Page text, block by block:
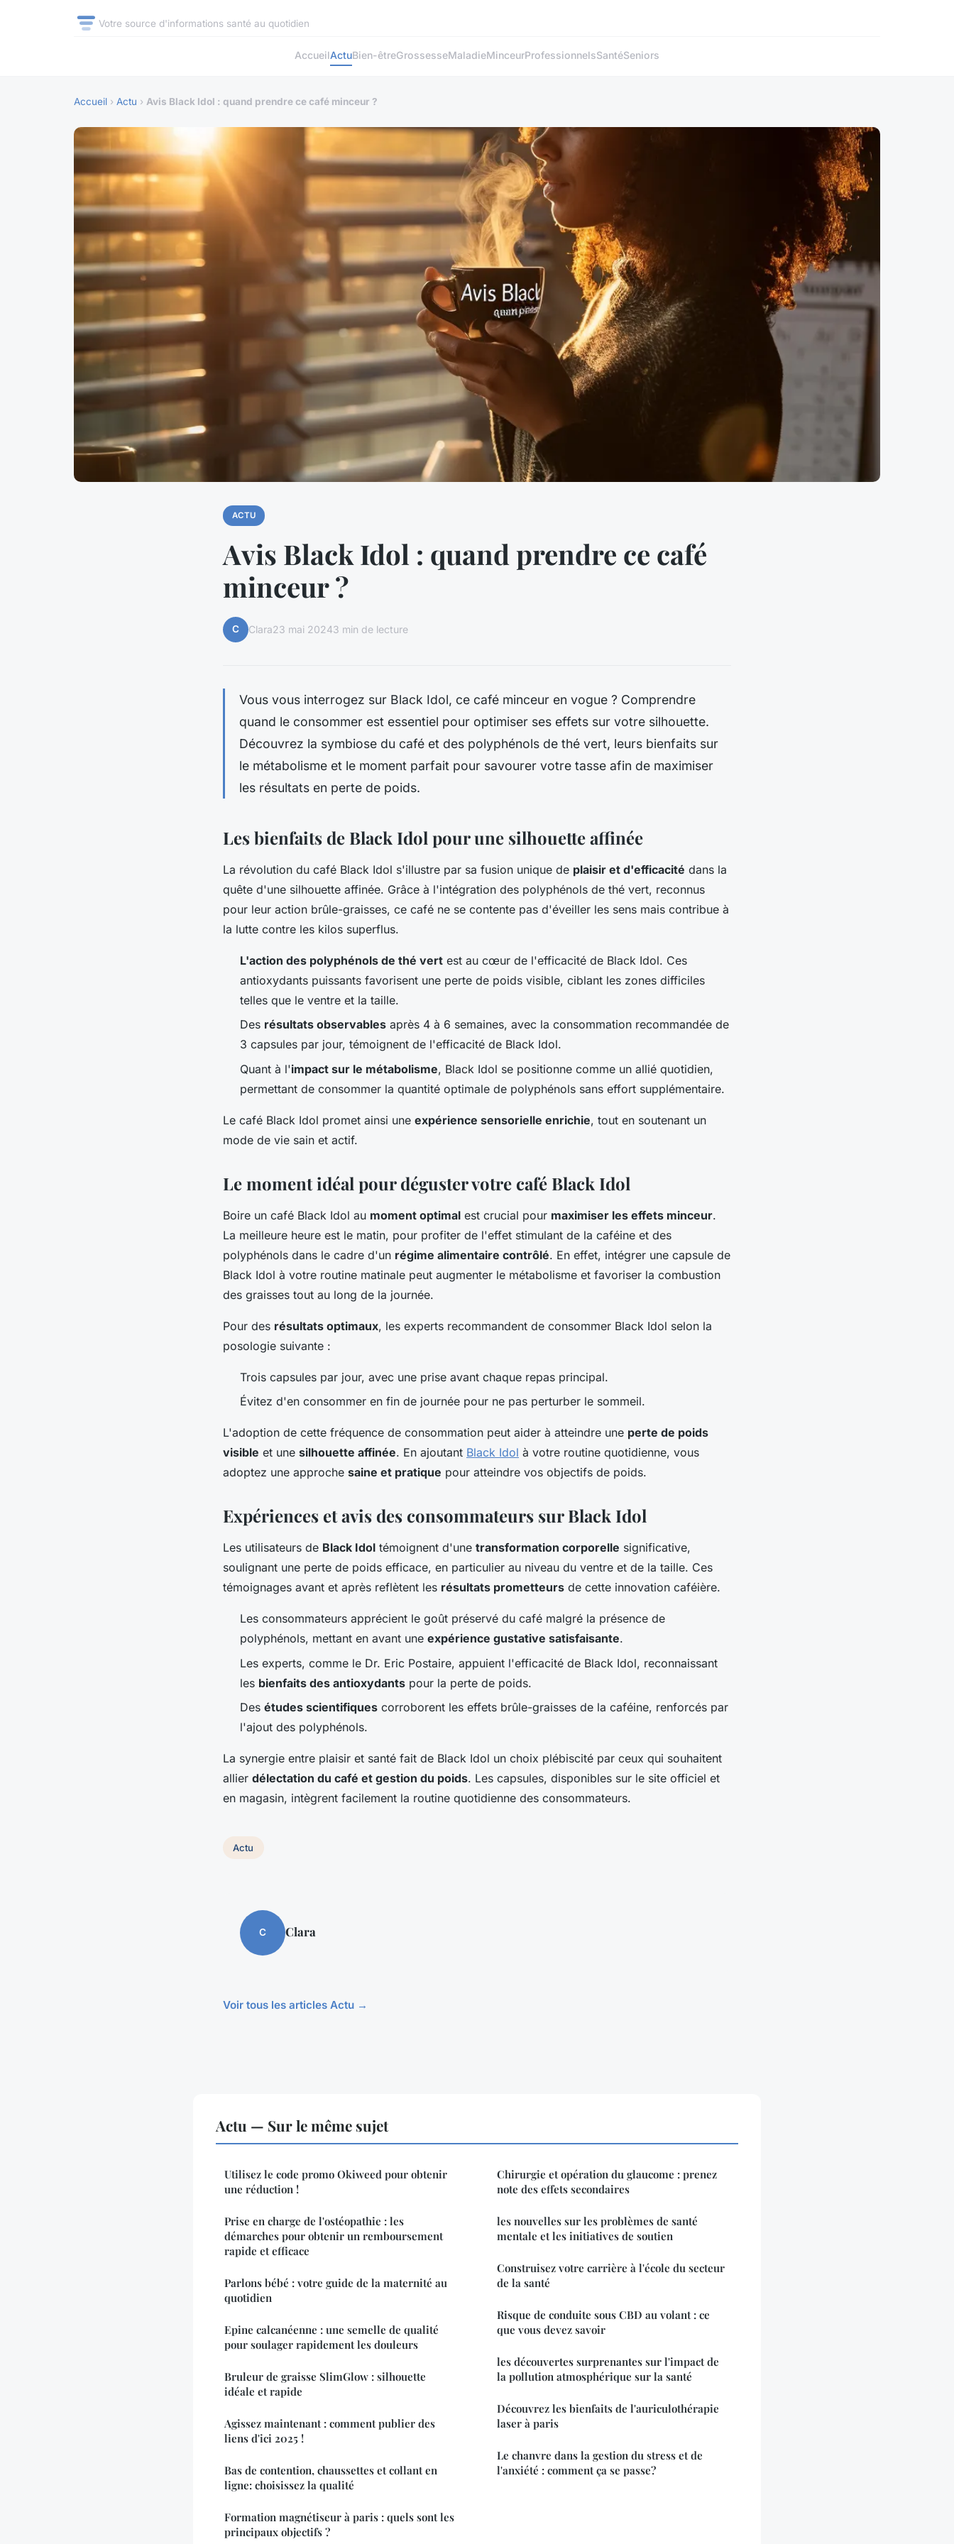
Votre source d'informations santé au quotidien
AccueilActuBien-êtreGrossesseMaladieMinceurProfessionnelsSantéSeniors
Accueil › Actu › Avis Black Idol : quand prendre ce café minceur ?
ACTU
Avis Black Idol : quand prendre ce café
minceur ?
C Clara23 mai 20243 min de lecture
Vous vous interrogez sur Black Idol, ce café minceur en vogue ? Comprendre
quand le consommer est essentiel pour optimiser ses effets sur votre silhouette.
Découvrez la symbiose du café et des polyphénols de thé vert, leurs bienfaits sur
le métabolisme et le moment parfait pour savourer votre tasse afin de maximiser
les résultats en perte de poids.
Les bienfaits de Black Idol pour une silhouette affinée
La révolution du café Black Idol s'illustre par sa fusion unique de plaisir et d'efficacité dans la
quête d'une silhouette affinée. Grâce à l'intégration des polyphénols de thé vert, reconnus
pour leur action brûle-graisses, ce café ne se contente pas d'éveiller les sens mais contribue à
la lutte contre les kilos superflus.
L'action des polyphénols de thé vert est au cœur de l'efficacité de Black Idol. Ces
antioxydants puissants favorisent une perte de poids visible, ciblant les zones difficiles
telles que le ventre et la taille.
Des résultats observables après 4 à 6 semaines, avec la consommation recommandée de
3 capsules par jour, témoignent de l'efficacité de Black Idol.
Quant à l'impact sur le métabolisme, Black Idol se positionne comme un allié quotidien,
permettant de consommer la quantité optimale de polyphénols sans effort supplémentaire.
Le café Black Idol promet ainsi une expérience sensorielle enrichie, tout en soutenant un
mode de vie sain et actif.
Le moment idéal pour déguster votre café Black Idol
Boire un café Black Idol au moment optimal est crucial pour maximiser les effets minceur.
La meilleure heure est le matin, pour profiter de l'effet stimulant de la caféine et des
polyphénols dans le cadre d'un régime alimentaire contrôlé. En effet, intégrer une capsule de
Black Idol à votre routine matinale peut augmenter le métabolisme et favoriser la combustion
des graisses tout au long de la journée.
Pour des résultats optimaux, les experts recommandent de consommer Black Idol selon la
posologie suivante :
Trois capsules par jour, avec une prise avant chaque repas principal.
Évitez d'en consommer en fin de journée pour ne pas perturber le sommeil.
L'adoption de cette fréquence de consommation peut aider à atteindre une perte de poids
visible et une silhouette affinée. En ajoutant Black Idol à votre routine quotidienne, vous
adoptez une approche saine et pratique pour atteindre vos objectifs de poids.
Expériences et avis des consommateurs sur Black Idol
Les utilisateurs de Black Idol témoignent d'une transformation corporelle significative,
soulignant une perte de poids efficace, en particulier au niveau du ventre et de la taille. Ces
témoignages avant et après reflètent les résultats prometteurs de cette innovation caféière.
Les consommateurs apprécient le goût préservé du café malgré la présence de
polyphénols, mettant en avant une expérience gustative satisfaisante.
Les experts, comme le Dr. Eric Postaire, appuient l'efficacité de Black Idol, reconnaissant
les bienfaits des antioxydants pour la perte de poids.
Des études scientifiques corroborent les effets brûle-graisses de la caféine, renforcés par
l'ajout des polyphénols.
La synergie entre plaisir et santé fait de Black Idol un choix plébiscité par ceux qui souhaitent
allier délectation du café et gestion du poids. Les capsules, disponibles sur le site officiel et
en magasin, intègrent facilement la routine quotidienne des consommateurs.
Actu
C Clara
Voir tous les articles Actu →
Actu — Sur le même sujet
Utilisez le code promo Okiweed pour obtenir
une réduction !
Prise en charge de l'ostéopathie : les
démarches pour obtenir un remboursement
rapide et efficace
Parlons bébé : votre guide de la maternité au
quotidien
Epine calcanéenne : une semelle de qualité
pour soulager rapidement les douleurs
Bruleur de graisse SlimGlow : silhouette
idéale et rapide
Agissez maintenant : comment publier des
liens d'ici 2025 !
Bas de contention, chaussettes et collant en
ligne: choisissez la qualité
Formation magnétiseur à paris : quels sont les
principaux objectifs ?
Chirurgie et opération du glaucome : prenez
note des effets secondaires
les nouvelles sur les problèmes de santé
mentale et les initiatives de soutien
Construisez votre carrière à l'école du secteur
de la santé
Risque de conduite sous CBD au volant : ce
que vous devez savoir
les découvertes surprenantes sur l'impact de
la pollution atmosphérique sur la santé
Découvrez les bienfaits de l'auriculothérapie
laser à paris
Le chanvre dans la gestion du stress et de
l'anxiété : comment ça se passe?